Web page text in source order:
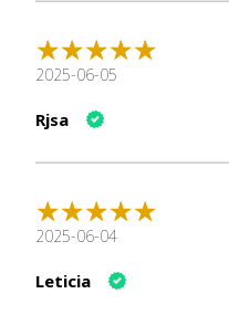
2025-06-05
Rjsa
2025-06-04
Leticia